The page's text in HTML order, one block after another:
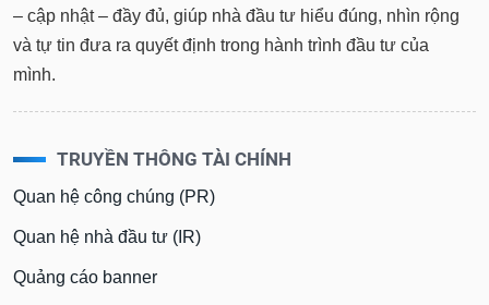
– cập nhật – đầy đủ, giúp nhà đầu tư hiểu đúng, nhìn rộng
và tự tin đưa ra quyết định trong hành trình đầu tư của
mình.
TRUYỀN THÔNG TÀI CHÍNH
Quan hệ công chúng (PR)
Quan hệ nhà đầu tư (IR)
Quảng cáo banner